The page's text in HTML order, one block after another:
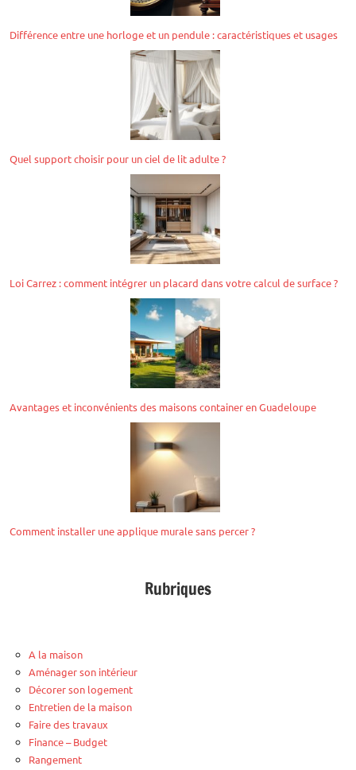
Différence entre une horloge et un pendule : caractéristiques et usages
Quel support choisir pour un ciel de lit adulte ?
Loi Carrez : comment intégrer un placard dans votre calcul de surface ?
Avantages et inconvénients des maisons container en Guadeloupe
Comment installer une applique murale sans percer ?
Rubriques
A la maison
Aménager son intérieur
Décorer son logement
Entretien de la maison
Faire des travaux
Finance – Budget
Rangement